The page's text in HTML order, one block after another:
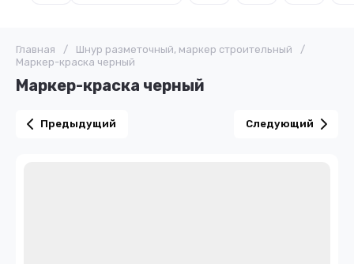
Главная / Шнур разметочный, маркер строительный
/
Маркер-краска черный
Маркер-краска черный
Предыдущий Следующий